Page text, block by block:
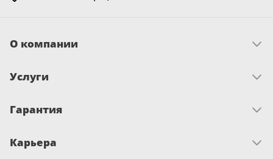
О компании
Миссия и ценности
Новости
Услуги
Замер
Гарантия
Сертификаты
Карьера